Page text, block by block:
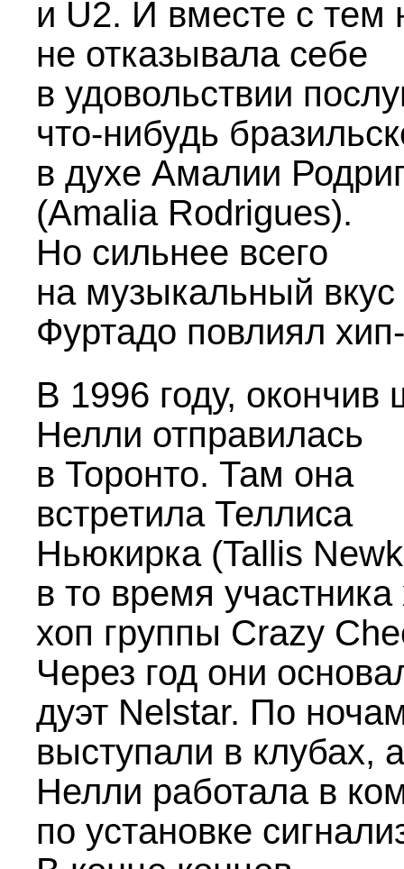
и U2. И вместе с тем
не отказывала себе
в удовольствии
что-нибудь
в духе Амалии
(Amalia Rodrigues).
Но сильнее всего
на музыкальный
Фуртадо повлиял
В 1996 году, окончив
Нелли отправилась
в Торонто. Там она
встретила Теллиса
Ньюкирка (Tallis
в то время участника
хоп группы Crazy
Через год они
дуэт Nelstar. По
выступали в клубах,
Нелли работала в
по установке